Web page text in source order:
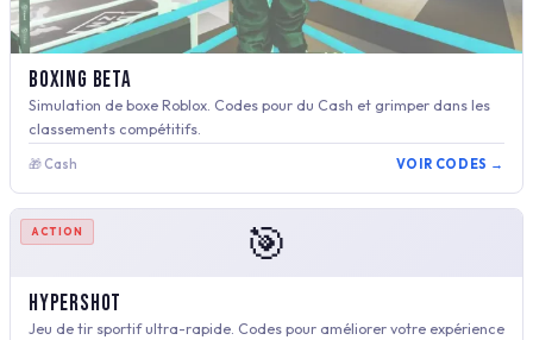
Boxing Beta
Simulation de boxe Roblox. Codes pour du Cash et grimper dans les
classements compétitifs.
🎁 Cash VOIR CODES →
🎯
ACTION
Hypershot
Jeu de tir sportif ultra-rapide. Codes pour améliorer votre expérience